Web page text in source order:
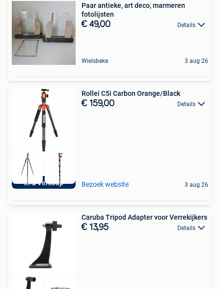
Paar antieke, art deco, marmeren
fotolijsten
€ 49,00 Details
Wielsbeke 3 aug 26
In & Verkoop
Rollei C5i Carbon Orange/Black
€ 159,00 Details
Bezoek website 3 aug 26
Caruba Tripod Adapter voor Verrekijkers
€ 13,95 Details